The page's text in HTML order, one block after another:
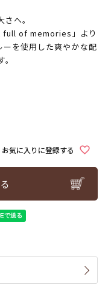
へ。
full of memories」より
を使用した爽やかな配
お気に入りに登録する